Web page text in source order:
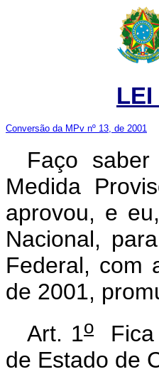
LEI
Conversão da MPv nº 13, de 2001
Faço
Medida
aprovou, e
Nacional,
Federal, com
de 2001,
Art. 1oFica
de Estado de